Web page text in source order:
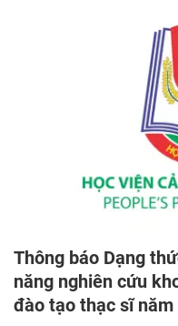
Thông báo Dạng
năng nghiên cứu
đào tạo thạc sĩ năm